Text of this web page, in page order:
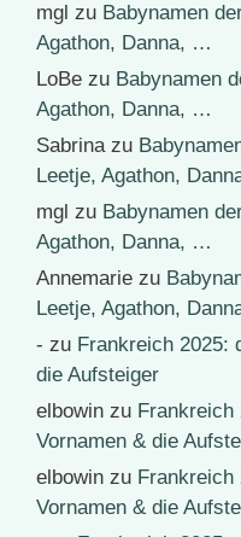
mgl zu Babynamen
Agathon, Danna, …
LoBe zu Babynamen
Agathon, Danna, …
Sabrinazu
Leetje, Agathon,
mgl zu Babynamen
Agathon, Danna, …
Annemarie zu
Leetje, Agathon,
- zu Frankreich 2025:
die Aufsteiger
elbowin zu Frankreich
Vornamen & die
elbowin zu Frankreich
Vornamen & die